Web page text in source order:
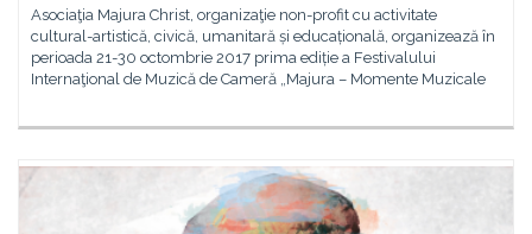
Asociaţia Majura Christ, organizaţie non-profit cu activitate
cultural-artistică, civică, umanitară și educațională, organizează în
perioada 21-30 octombrie 2017 prima ediție a Festivalului
Internaţional de Muzică de Cameră „Majura – Momente Muzicale